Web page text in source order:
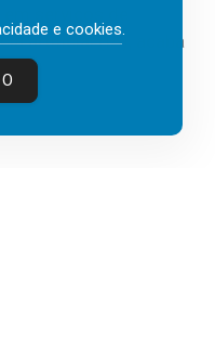
serviços de
artificial (IA), acaba
e cookies.